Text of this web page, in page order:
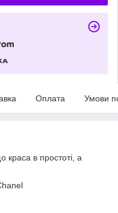
Оплата Умови
краса в простоті, а